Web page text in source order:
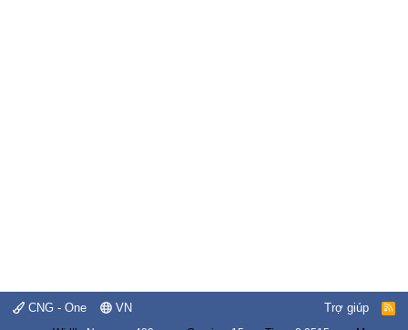
CNG - One VN Trợ giúp
R